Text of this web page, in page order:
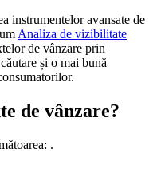
instrumentelor avansate de
Analiza de vizibilitate
de vânzare prin
și o mai bună
de vânzare?
.